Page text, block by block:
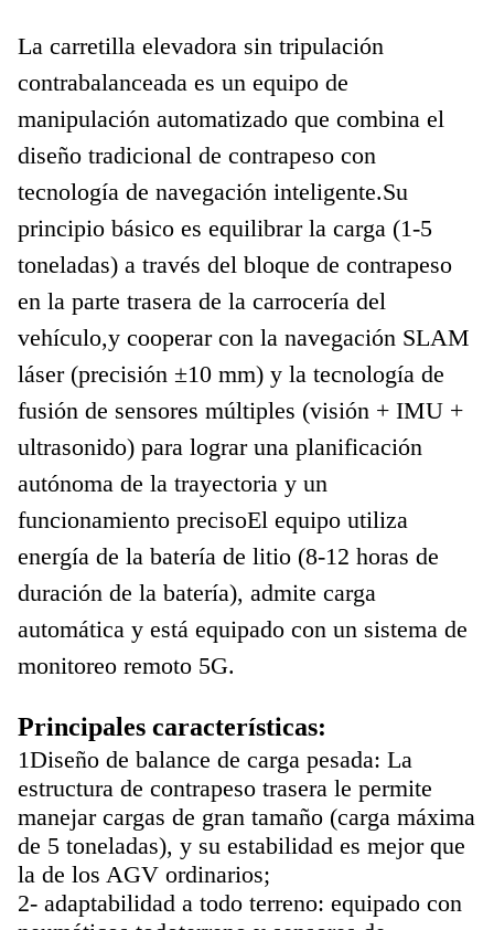
La carretilla elevadora sin tripulación
contrabalanceada es un equipo de
manipulación automatizado que combina el
diseño tradicional de contrapeso con
tecnología de navegación inteligente.Su
principio básico es equilibrar la carga (1-5
toneladas) a través del bloque de contrapeso
en la parte trasera de la carrocería del
vehículo,y cooperar con la navegación SLAM
láser (precisión ±10 mm) y la tecnología de
fusión de sensores múltiples (visión + IMU +
ultrasonido) para lograr una planificación
autónoma de la trayectoria y un
funcionamiento precisoEl equipo utiliza
energía de la batería de litio (8-12 horas de
duración de la batería), admite carga
automática y está equipado con un sistema de
monitoreo remoto 5G.
Principales características:
1Diseño de balance de carga pesada: La
estructura de contrapeso trasera le permite
manejar cargas de gran tamaño (carga máxima
de 5 toneladas), y su estabilidad es mejor que
la de los AGV ordinarios;
2- adaptabilidad a todo terreno: equipado con